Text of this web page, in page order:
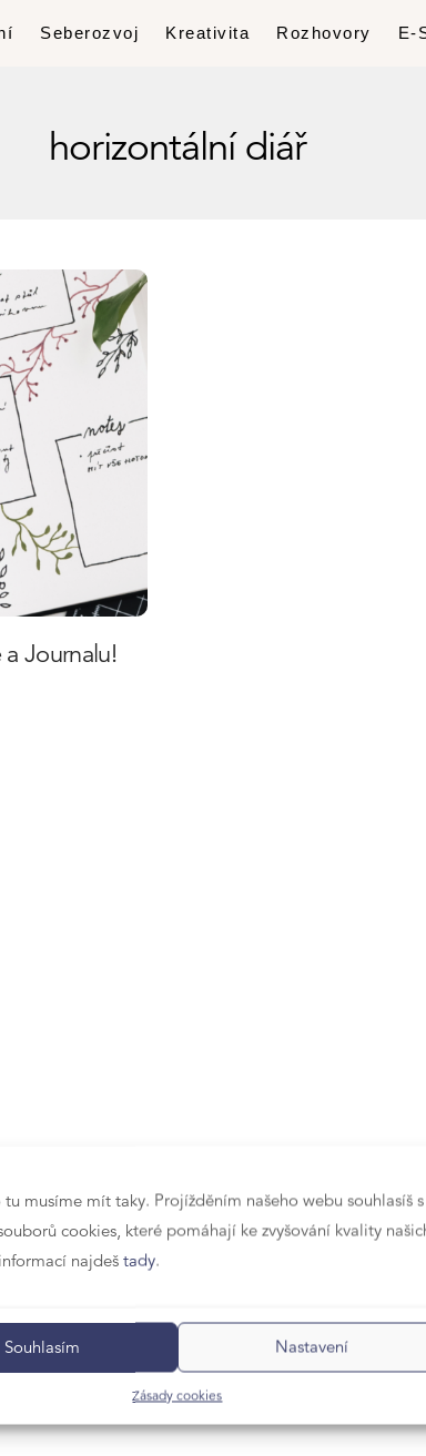
musíme mít taky. Projížděním našeho webu souhlasíš s
cookies, které pomáhají ke zvyšování kvality
najdeš tady.
Souhlasím Nastavení
Zásady cookies
Seberozvoj Kreativita Rozhovory E-
horizontální diář
Journalu!